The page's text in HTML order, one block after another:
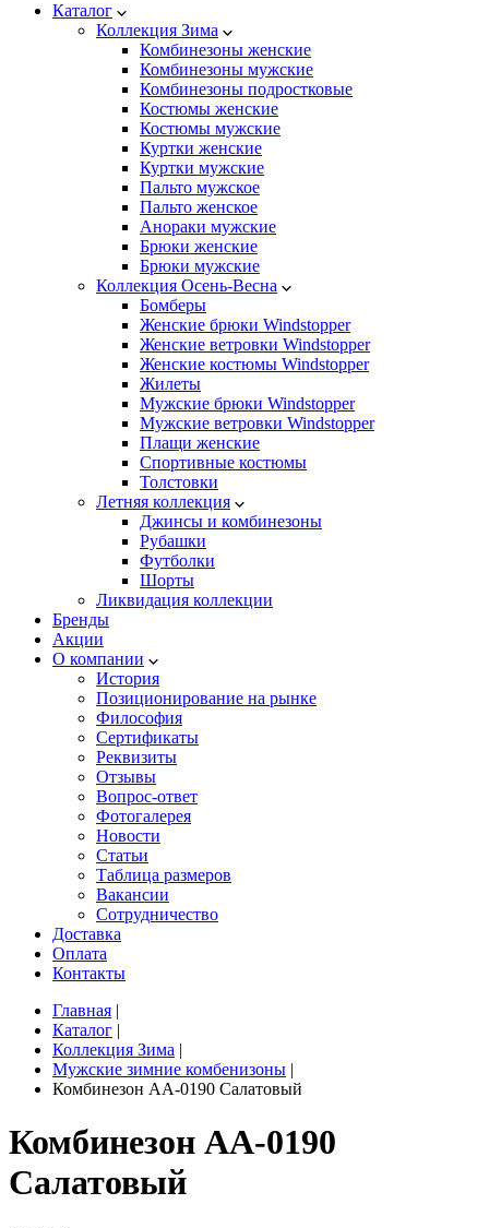
Каталог
Коллекция Зима
Комбинезоны женские
Комбинезоны мужские
Комбинезоны подростковые
Костюмы женские
Костюмы мужские
Куртки женские
Куртки мужские
Пальто мужское
Пальто женское
Анораки мужские
Брюки женские
Брюки мужские
Коллекция Осень-Весна
Бомберы
Женские брюки Windstopper
Женские ветровки Windstopper
Женские костюмы Windstopper
Жилеты
Мужские брюки Windstopper
Мужские ветровки Windstopper
Плащи женские
Спортивные костюмы
Толстовки
Летняя коллекция
Джинсы и комбинезоны
Рубашки
Футболки
Шорты
Ликвидация коллекции
Бренды
Акции
О компании
История
Позиционирование на рынке
Философия
Сертификаты
Реквизиты
Отзывы
Вопрос-ответ
Фотогалерея
Новости
Статьи
Таблица размеров
Вакансии
Сотрудничество
Доставка
Оплата
Контакты
Главная |
Каталог |
Коллекция Зима |
Мужские зимние комбенизоны |
Комбинезон AA-0190 Салатовый
Комбинезон AA-0190
Салатовый